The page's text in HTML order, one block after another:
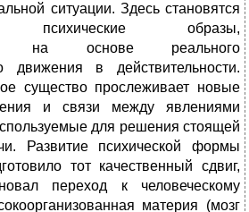
ситуации. Здесь становятся
психические образы,
на основе реального
движения в действительности.
существо прослеживает новые
и связи между явлениями
для решения стоящей
Развитие психической формы
тот качественный сдвиг,
переход к человеческому
материя (мозг